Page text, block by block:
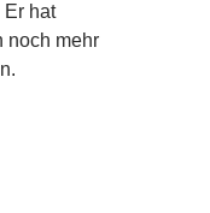
Er hat
mehr